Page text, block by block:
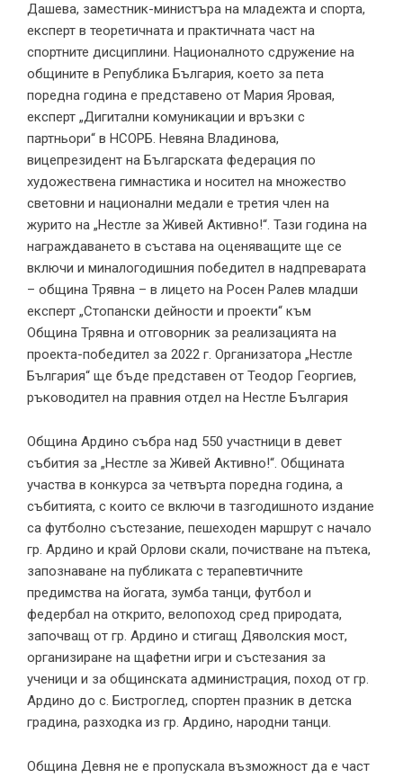
Дашева, заместник-министъра на младежта и спорта,
експерт в теоретичната и практичната част на
спортните дисциплини. Националното сдружение на
общините в Република България, което за пета
поредна година е представено от Мария Яровая,
експерт „Дигитални комуникации и връзки с
партньори“ в НСОРБ. Невяна Владинова,
вицепрезидент на Българската федерация по
художествена гимнастика и носител на множество
световни и национални медали е третия член на
журито на „Нестле за Живей Активно!“. Тази година на
награждаването в състава на оценяващите ще се
включи и миналогодишния победител в надпреварата
– община Трявна – в лицето на Росен Ралев младши
експерт „Стопански дейности и проекти“ към
Община Трявна и отговорник за реализацията на
проекта-победител за 2022 г. Организатора „Нестле
България“ ще бъде представен от Теодор Георгиев,
ръководител на правния отдел на Нестле България
Община Ардино събра над 550 участници в девет
събития за „Нестле за Живей Активно!“. Общината
участва в конкурса за четвърта поредна година, а
събитията, с които се включи в тазгодишното издание
са футболно състезание, пешеходен маршрут с начало
гр. Ардино и край Орлови скали, почистване на пътека,
запознаване на публиката с терапевтичните
предимства на йогата, зумба танци, футбол и
федербал на открито, велопоход сред природата,
започващ от гр. Ардино и стигащ Дяволския мост,
организиране на щафетни игри и състезания за
ученици и за общинската администрация, поход от гр.
Ардино до с. Бистроглед, спортен празник в детска
градина, разходка из гр. Ардино, народни танци.
Община Девня не е пропускала възможност да е част